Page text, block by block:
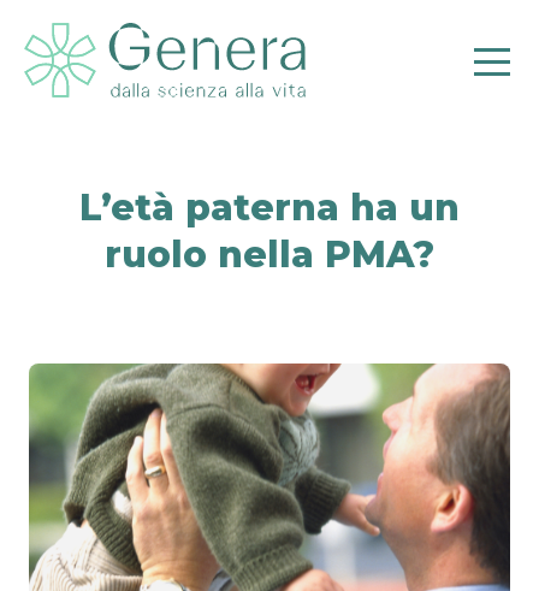
L’età paterna ha un
ruolo nella PMA?